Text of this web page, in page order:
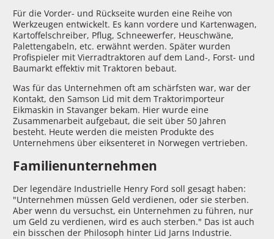
Für die Vorder- und Rückseite wurden eine Reihe von
Werkzeugen entwickelt. Es kann vordere und Kartenwagen,
Kartoffelschreiber, Pflug, Schneewerfer, Heuschwäne,
Palettengabeln, etc. erwähnt werden. Später wurden
Profispieler mit Vierradtraktoren auf dem Land-, Forst- und
Baumarkt effektiv mit Traktoren bebaut.
Was für das Unternehmen oft am schärfsten war, war der
Kontakt, den Samson Lid mit dem Traktorimporteur
Eikmaskin in Stavanger bekam. Hier wurde eine
Zusammenarbeit aufgebaut, die seit über 50 Jahren
besteht. Heute werden die meisten Produkte des
Unternehmens über eiksenteret in Norwegen vertrieben.
Familienunternehmen
Der legendäre Industrielle Henry Ford soll gesagt haben:
"Unternehmen müssen Geld verdienen, oder sie sterben.
Aber wenn du versuchst, ein Unternehmen zu führen, nur
um Geld zu verdienen, wird es auch sterben." Das ist auch
ein bisschen der Philosoph hinter Lid Jarns Industrie.